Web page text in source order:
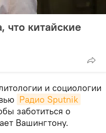
что китайские
и социологии
Радио Sputnik
заботиться о
Вашингтону.